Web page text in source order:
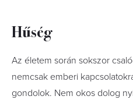
Hűség
Az életem során sokszor
nemcsak emberi
gondolok. Nem okos dolog